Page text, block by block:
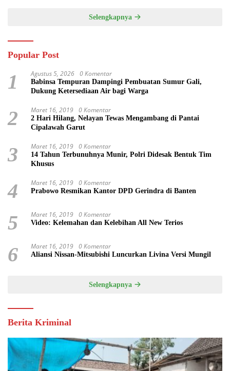
Selengkapnya
Popular Post
1 Agustus 5, 2026 0 Komentar
Babinsa Tempuran Dampingi Pembuatan Sumur Gali,
Dukung Ketersediaan Air bagi Warga
2 Maret 16, 2019 0 Komentar
2 Hari Hilang, Nelayan Tewas Mengambang di Pantai
Cipalawah Garut
3 Maret 16, 2019 0 Komentar
14 Tahun Terbunuhnya Munir, Polri Didesak Bentuk Tim
Khusus
4 Maret 16, 2019 0 Komentar
Prabowo Resmikan Kantor DPD Gerindra di Banten
5 Maret 16, 2019 0 Komentar
Video: Kelemahan dan Kelebihan All New Terios
6 Maret 16, 2019 0 Komentar
Aliansi Nissan-Mitsubishi Luncurkan Livina Versi Mungil
Selengkapnya
Berita Kriminal